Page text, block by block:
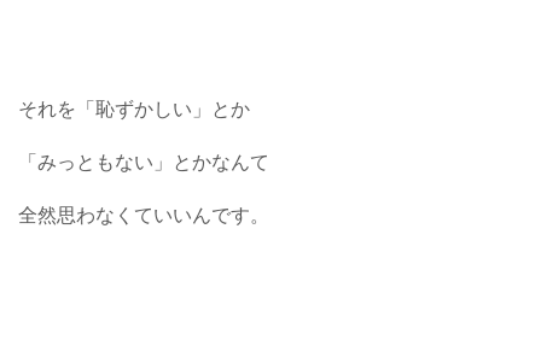
それを「恥ずかしい」とか
「みっともない」とかなんて
全然思わなくていいんです。